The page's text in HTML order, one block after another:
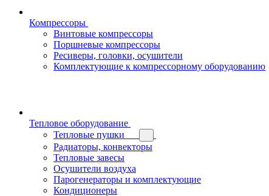
Компрессоры
Винтовые компрессоры
Поршневые компрессоры
Ресиверы, головки, осушители
Комплектующие к компрессорному оборудованию
Тепловое оборудование
Тепловые пушки
Радиаторы, конвекторы
Тепловые завесы
Осушители воздуха
Парогенераторы и комплектующие
Кондиционеры